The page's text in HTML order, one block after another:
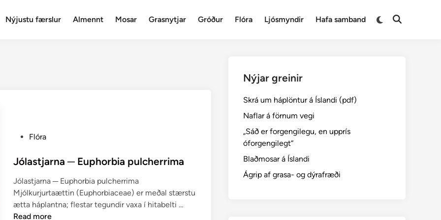
Nýjustu færslur Almennt Mosar Grasnytjar Gróður Flóra Ljósmyndir Hafa samband
Switch
Open
e
d
i
Flóra
Jólastjarna ─ Euphorbia pulcherrima
Jólastjarna ─ Euphorbia pulcherrima
Mjólkurjurtaættin (Euphorbiaceae) er meðal stærstu
ætta háplantna; flestar tegundir vaxa í hitabelti …J
Read more
Nýjar greinir
Skrá um háplöntur á Íslandi (pdf)
Naflar á förnum vegi
„Sáð er forgengilegu, en upprís
óforgengilegt“
Blaðmosar á Íslandi
Ágrip af grasa- og dýrafræði